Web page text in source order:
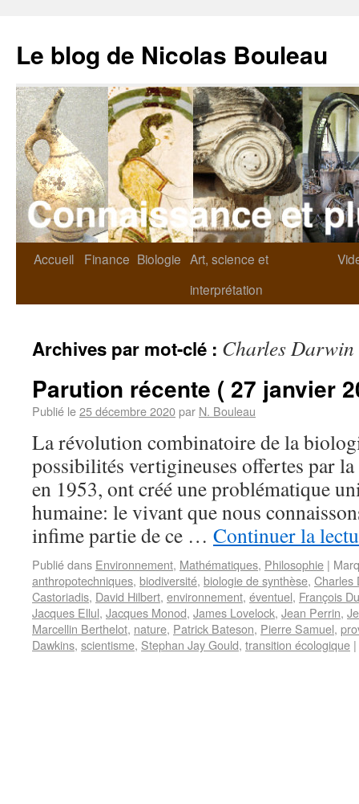
Le blog de Nicolas Bouleau
Accueil Finance Biologie Art, science et
interprétation
Archives par mot-clé : Charles Darwin
Parution récente ( 27 janvier
Publié le25 décembre 2020par N. Bouleau
La révolution combinatoire de la
possibilités vertigineuses offertes par
en 1953, ont créé une problématique
humaine: le vivant que nous
infime partie de ce … Continuer la
Publié dans Environnement, Mathématiques, Philosophie |
anthropotechniques, biodiversité, biologie de synthèse, Charles
Castoriadis, David Hilbert, environnement, éventuel, François
Jacques Ellul, Jacques Monod, James Lovelock, Jean Perrin,
Marcellin Berthelot, nature, Patrick Bateson, Pierre Samuel,
Dawkins, scientisme, Stephan Jay Gould, transition écologique |